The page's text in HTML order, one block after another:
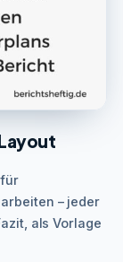
– jeder
als Vorlage